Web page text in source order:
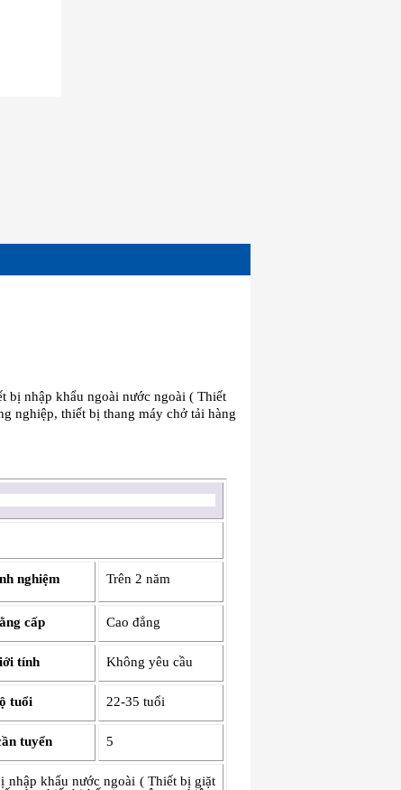
bị nhập khẩu ngoài nước ngoài ( Thiết
nghiệp, thiết bị thang máy chở tải hàng
nghiệm Trên 2 năm
cấp Cao đẳng
tính Không yêu cầu
tuổi 22-35 tuổi
tuyển 5
nhập khẩu nước ngoài ( Thiết bị giặt